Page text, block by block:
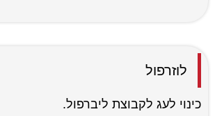
לוזרפול
כינוי לעג לקבוצת ליברפול.